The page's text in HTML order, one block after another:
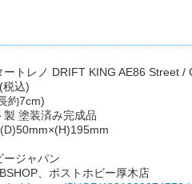
トレノ DRIFT KING AE86 Street /
税込)
約7cm)
塗装済み完成品
ージャパン
、ポストホビー厚木店